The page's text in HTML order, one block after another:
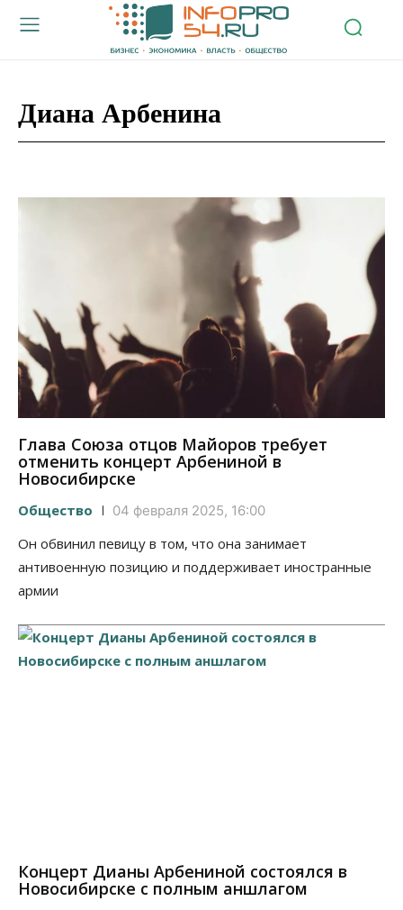
Диана Арбенина
Глава Союза отцов Майоров требует
отменить концерт Арбениной в
Новосибирске
Общество 04 февраля 2025, 16:00
Он обвинил певицу в том, что она занимает
антивоенную позицию и поддерживает иностранные
армии
Концерт Дианы Арбениной состоялся в
Новосибирске с полным аншлагом